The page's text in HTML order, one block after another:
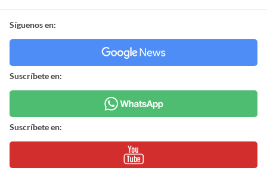
Síguenos en:
Suscríbete en:
Suscríbete en: